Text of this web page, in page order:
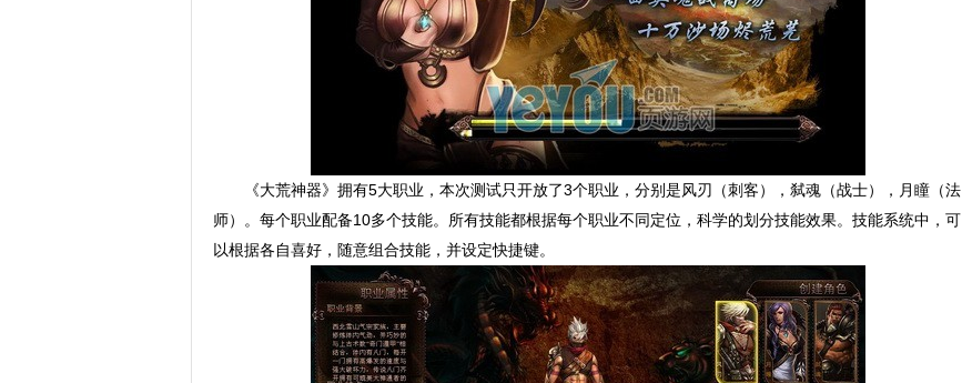
《大荒神器》拥有5大职业，本次测试只开放了3个职业，分别是风刃（刺客），弑魂（战士），月瞳（法
师）。每个职业配备10多个技能。所有技能都根据每个职业不同定位，科学的划分技能效果。技能系统中，可
以根据各自喜好，随意组合技能，并设定快捷键。